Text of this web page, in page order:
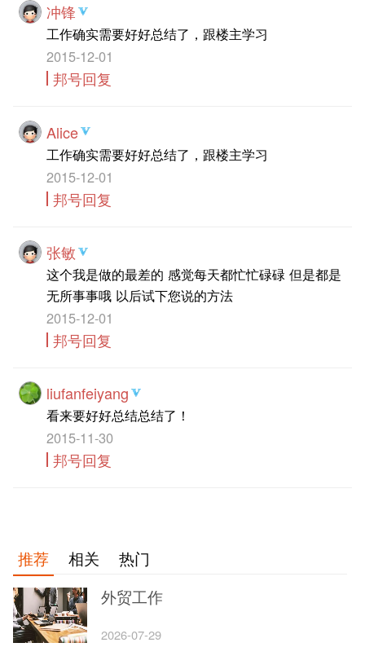
冲锋
工作确实需要好好总结了，跟楼主学习
2015-12-01
邦号回复
Alice
工作确实需要好好总结了，跟楼主学习
2015-12-01
邦号回复
张敏
这个我是做的最差的 感觉每天都忙忙碌碌 但是都是
无所事事哦 以后试下您说的方法
2015-12-01
邦号回复
liufanfeiyang
看来要好好总结总结了！
2015-11-30
邦号回复
推荐 相关
热门
外贸工作
2026-07-29